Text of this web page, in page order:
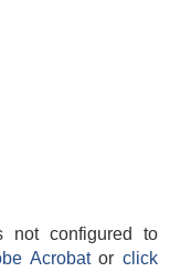
not configured to
Acrobatorclick